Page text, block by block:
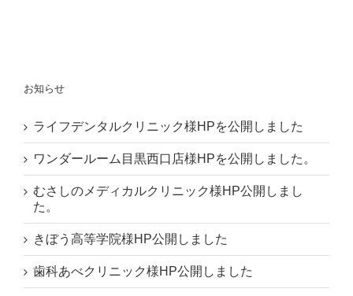
お知らせ
ライフデンタルクリニック様HPを公開しました
ワンダールーム目黒西口店様HPを公開しました。
むさしのメディカルクリニック様HP公開しまし
た。
きぼう高等学院様HP公開しました
歯科あべクリニック様HP公開しました